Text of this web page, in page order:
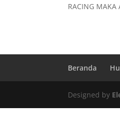
RACING MAKA
Beranda
Designed by